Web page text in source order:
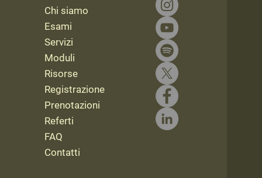
Chi siamo
Esami
Servizi
Moduli
Risorse
Registrazione
Prenotazioni
Referti
FAQ
Contatti